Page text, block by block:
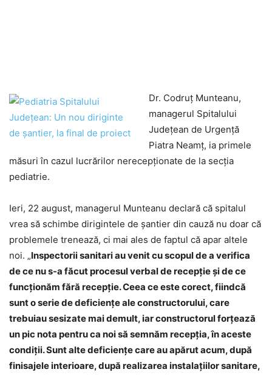
Dr. Codruț Munteanu,
managerul Spitalului
Județean de Urgență
Piatra Neamț, ia primele
măsuri în cazul lucrărilor nerecepționate de la secția
pediatrie.
Ieri, 22 august, managerul Munteanu declară că spitalul
vrea să schimbe dirigintele de șantier din cauză nu doar că
problemele trenează, ci mai ales de faptul că apar altele
noi. „Inspectorii sanitari au venit cu scopul de a verifica
de ce nu s-a făcut procesul verbal de recepție și de ce
funcționăm fără recepție. Ceea ce este corect, fiindcă
sunt o serie de deficiențe ale constructorului, care
trebuiau sesizate mai demult, iar constructorul forțează
un pic nota pentru ca noi să semnăm recepția, în aceste
condiții. Sunt alte deficiențe care au apărut acum, după
finisajele interioare, după realizarea instalațiilor sanitare,